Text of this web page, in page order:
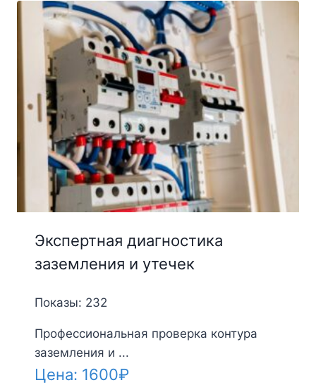
Экспертная диагностика
заземления и утечек
Показы: 232
Профессиональная проверка контура
заземления и ...
Цена: 1600₽